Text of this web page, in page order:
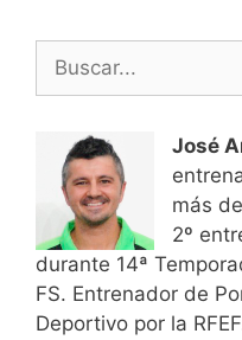
Buscar:
José
más
2º
durante 14ª
FS. Entrenador de
Deportivo por la